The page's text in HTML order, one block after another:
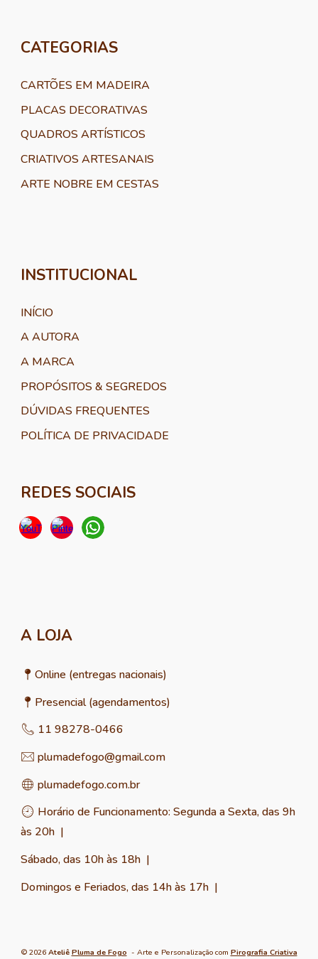
CATEGORIAS
CARTÕES EM MADEIRA
PLACAS DECORATIVAS
QUADROS ARTÍSTICOS
CRIATIVOS ARTESANAIS
ARTE NOBRE EM CESTAS
INSTITUCIONAL
INÍCIO
A AUTORA
A MARCA
PROPÓSITOS & SEGREDOS
DÚVIDAS FREQUENTES
POLÍTICA DE PRIVACIDADE
REDES SOCIAIS
A LOJA
📍Online (entregas nacionais)
📍 Presencial (agendamentos)
📞 11 98278-0466
✉︎ plumadefogo@gmail.com
🌐 plumadefogo.com.br
🕘 Horário de Funcionamento: Segunda a Sexta, das 9h
às 20h |
Sábado, das 10h às 18h |
Domingos e Feriados, das 14h às 17h |
© 2026 Ateliê Pluma de Fogo - Arte e Personalização com Pirografia Criativa